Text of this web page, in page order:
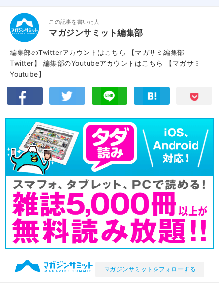
この記事を書いた人
マガジンサミット編集部
編集部のTwitterアカウントはこちら
【マガサミ編集部
Twitter】
編集部のYoutubeアカウントはこちら
【マガサミ
Youtube】
マガジンサミットをフォローする